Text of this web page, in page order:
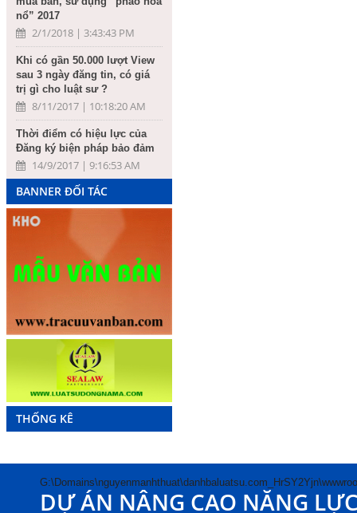
nổ” 2017
2/1/2018 | 3:43:43 PM
Khi có gần 50.000 lượt View
sau 3 ngày đăng tin, có giá
trị gì cho luật sư ?
8/11/2017 | 10:18:20 AM
Thời điểm có hiệu lực của
Đăng ký biện pháp bảo đảm
14/9/2017 | 9:16:53 AM
BANNER ĐỐI TÁC
THỐNG KÊ
DỰ ÁN NÂNG CAO NĂNG